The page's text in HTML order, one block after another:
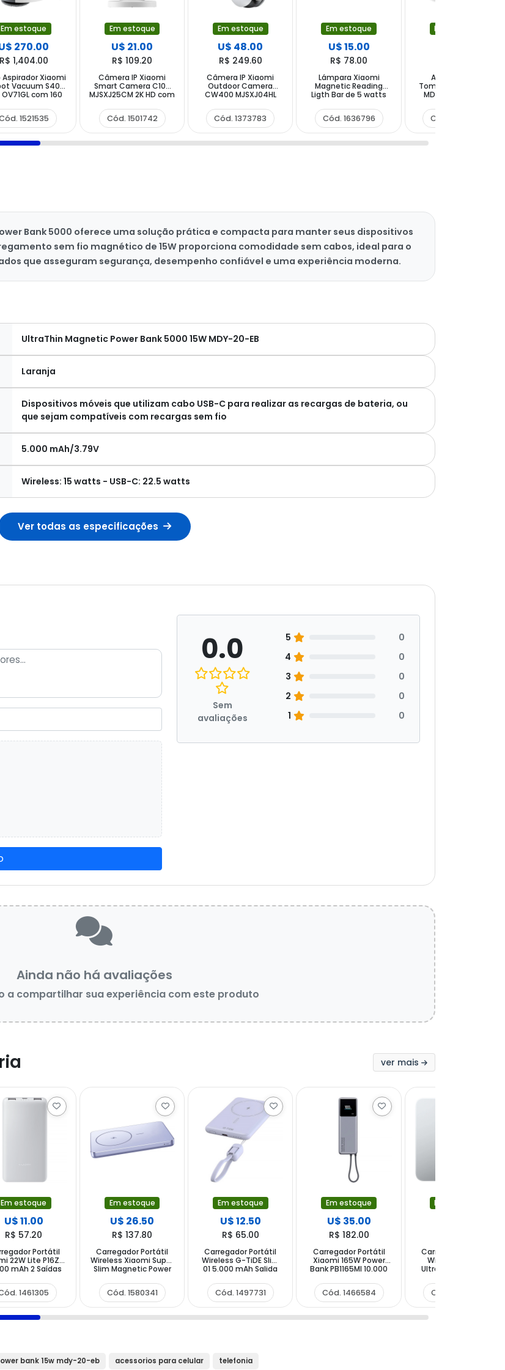
Em estoque
270.00
R$ 1,404.00
Aspirador Xiaomi
Vacuum S40
OV71GL com 160
1521535
Em estoque
U$ 21.00
R$ 109.20
Câmera IP Xiaomi
Smart Camera C100
MJSXJ25CM 2K HD com
Cód. 1501742
Em estoque
U$ 48.00
R$ 249.60
Câmera IP Xiaomi
Outdoor Camera
CW400 MJSXJ04HL
Microfone - Branca
Cód. 1373783
Em estoque
U$ 15.00
R$ 78.00
Lámpara Xiaomi
Magnetic Reading
Ligth Bar de 5 watts
Branca
Cód. 1636796
Em estoque
Adaptador de
Tomada USB Xiaomi
MDY-12-EH 1 Saída
Cód. 1269437
Bank 5000 oferece uma solução prática e compacta para manter seus dispositivos
sem fio magnético de 15W proporciona comodidade sem cabos, ideal para o
que asseguram segurança, desempenho confiável e uma experiência moderna.
UltraThin Magnetic Power Bank 5000 15W MDY-20-EB
Laranja
Dispositivos móveis que utilizam cabo USB-C para realizar as recargas de bateria, ou
que sejam compatíveis com recargas sem fio
5.000 mAh/3.79V
Wireless: 15 watts - USB-C: 22.5 watts
Ver todas as especificações
0.0
Sem
avaliações
5
0
4
0
3
0
2
0
1
0
Ainda não há avaliações
a compartilhar sua experiência com este produto
ver mais
Em estoque
U$ 11.00
R$ 57.20
Portátil
22W Lite P16ZM
mAh 2 Saídas
1461305
Em estoque
U$ 26.50
R$ 137.80
Carregador Portátil
Wireless Xiaomi Super
Slim Magnetic Power
5.000 mAh Salida USB-
C - Purple
Cód. 1580341
Em estoque
U$ 12.50
R$ 65.00
Carregador Portátil
Wireless G-TiDE Slim
01 5.000 mAh Salida
Cód. 1497731
Em estoque
U$ 35.00
R$ 182.00
Carregador Portátil
Xiaomi 165W Power
Bank PB1165MI 10.000
Cinza
Cód. 1466584
Em estoque
Carregador Portátil
Wireless Xiaomi
UltraThin Magnetic
20-EB 5.000 mAh
Saída USB-C - Glacier
Cód. 1580266
bank 15w mdy-20-eb acessorios para celular telefonia